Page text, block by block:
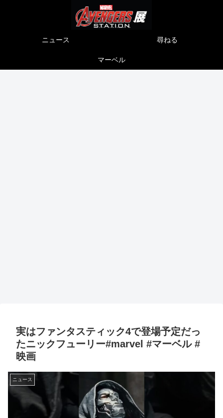
ニュース 尋ねる
マーベル
実はファンタスティック4で登場予定だっ
たニックフューリー#marvel #マーベル #
映画
ニュース